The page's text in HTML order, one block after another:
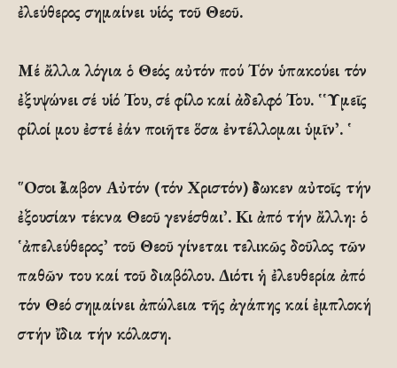
ἐλεύθερος σημαίνει υἱός τοῦ Θεοῦ.
Μέ ἄλλα λόγια ὁ Θεός αὐτόν πού Τόν ὑπακούει τόν
ἐξυψώνει σέ υἱό Του, σέ φίλο καί ἀδελφό Του. ῾῾Υμεῖς
φίλοί μου ἐστέ ἐάν ποιῆτε ὅσα ἐντέλλομαι ὑμῖν᾽. ῾
῞Οσοι ἔλαβον Αὐτόν (τόν Χριστόν) ἔδωκεν αὐτοῖς τήν
ἐξουσίαν τέκνα Θεοῦ γενέσθαι᾽. Κι ἀπό τήν ἄλλη: ὁ
῾ἀπελεύθερος᾽ τοῦ Θεοῦ γίνεται τελικῶς δοῦλος τῶν
παθῶν του καί τοῦ διαβόλου. Διότι ἡ ἐλευθερία ἀπό
τόν Θεό σημαίνει ἀπώλεια τῆς ἀγάπης καί ἐμπλοκή
στήν ἴδια τήν κόλαση.